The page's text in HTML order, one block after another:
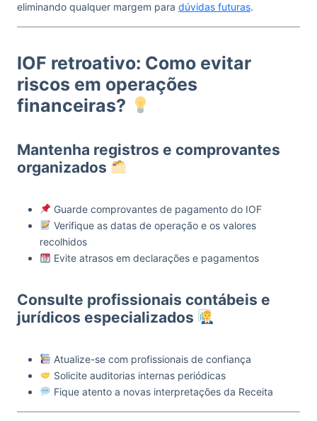
eliminando qualquer margem para dúvidas futuras.
IOF retroativo: Como evitar
riscos em operações
financeiras?
Mantenha registros e comprovantes
organizados
Guarde comprovantes de pagamento do IOF
Verifique as datas de operação e os valores
recolhidos
Evite atrasos em declarações e pagamentos
Consulte profissionais contábeis e
jurídicos especializados
Atualize-se com profissionais de confiança
Solicite auditorias internas periódicas
Fique atento a novas interpretações da Receita